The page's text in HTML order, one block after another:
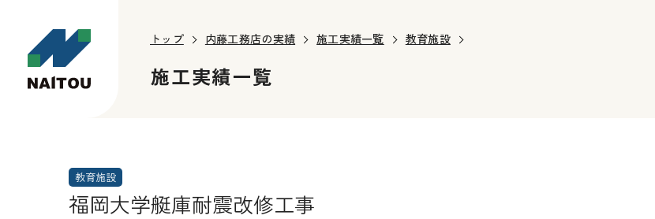
トップ 内藤工務店の実績 施工実績一覧 教育施設
施工実績一覧
教育施設
福岡大学艇庫耐震改修工事